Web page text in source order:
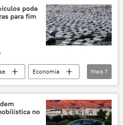
automobilística
pode
para fim
Economia
setor automotivo
Mais 7
no